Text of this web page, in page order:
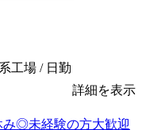
工場 / 日勤
詳細を表示